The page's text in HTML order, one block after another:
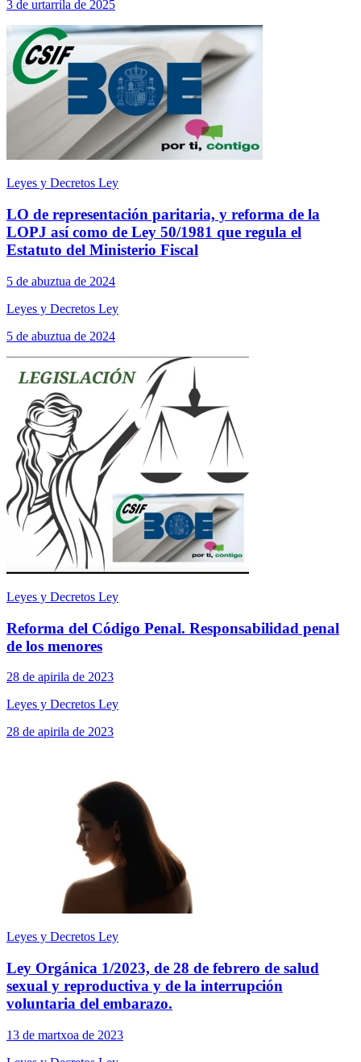
3 de urtarrila de 2025
Leyes y Decretos Ley
LO de representación paritaria, y reforma de la
LOPJ así como de Ley 50/1981 que regula el
Estatuto del Ministerio Fiscal
5 de abuztua de 2024
Leyes y Decretos Ley
5 de abuztua de 2024
Leyes y Decretos Ley
Reforma del Código Penal. Responsabilidad penal
de los menores
28 de apirila de 2023
Leyes y Decretos Ley
28 de apirila de 2023
Leyes y Decretos Ley
Ley Orgánica 1/2023, de 28 de febrero de salud
sexual y reproductiva y de la interrupción
voluntaria del embarazo.
13 de martxoa de 2023